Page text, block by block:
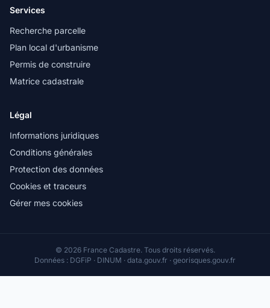
Services
Recherche parcelle
Plan local d'urbanisme
Permis de construire
Matrice cadastrale
Légal
Informations juridiques
Conditions générales
Protection des données
Cookies et traceurs
Gérer mes cookies
© 2026 France Cadastre. Tous droits réservés.
Données : DGFiP · DINUM · data.gouv.fr · georisques.gouv.fr